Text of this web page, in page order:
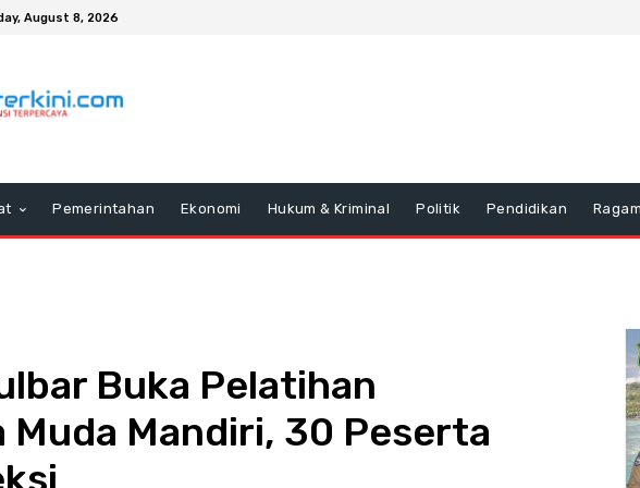
August 8, 2026
Pemerintahan Ekonomi Hukum & Kriminal Politik Pendidikan
Buka Pelatihan
Muda Mandiri, 30 Peserta